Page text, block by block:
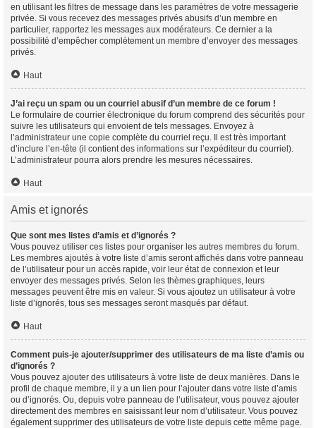
en utilisant les filtres de message dans les paramètres de votre messagerie
privée. Si vous recevez des messages privés abusifs d’un membre en
particulier, rapportez les messages aux modérateurs. Ce dernier a la
possibilité d’empêcher complètement un membre d’envoyer des messages
privés.
Haut
J’ai reçu un spam ou un courriel abusif d’un membre de ce forum !
Le formulaire de courrier électronique du forum comprend des sécurités pour
suivre les utilisateurs qui envoient de tels messages. Envoyez à
l’administrateur une copie complète du courriel reçu. Il est très important
d’inclure l’en-tête (il contient des informations sur l’expéditeur du courriel).
L’administrateur pourra alors prendre les mesures nécessaires.
Haut
Amis et ignorés
Que sont mes listes d’amis et d’ignorés ?
Vous pouvez utiliser ces listes pour organiser les autres membres du forum.
Les membres ajoutés à votre liste d’amis seront affichés dans votre panneau
de l’utilisateur pour un accès rapide, voir leur état de connexion et leur
envoyer des messages privés. Selon les thèmes graphiques, leurs
messages peuvent être mis en valeur. Si vous ajoutez un utilisateur à votre
liste d’ignorés, tous ses messages seront masqués par défaut.
Haut
Comment puis-je ajouter/supprimer des utilisateurs de ma liste d’amis ou
d’ignorés ?
Vous pouvez ajouter des utilisateurs à votre liste de deux manières. Dans le
profil de chaque membre, il y a un lien pour l’ajouter dans votre liste d’amis
ou d’ignorés. Ou, depuis votre panneau de l’utilisateur, vous pouvez ajouter
directement des membres en saisissant leur nom d’utilisateur. Vous pouvez
également supprimer des utilisateurs de votre liste depuis cette même page.